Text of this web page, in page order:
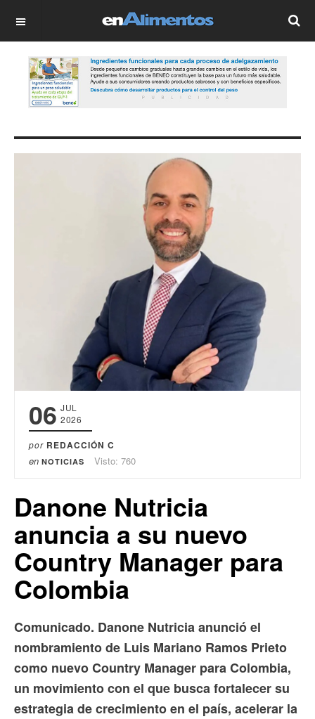
OFF CANVAS
06 JUL
2026
por REDACCIÓN C
en NOTICIAS Visto: 760
Danone Nutricia
anuncia a su nuevo
Country Manager para
Colombia
Comunicado. Danone Nutricia anunció el
nombramiento de Luis Mariano Ramos Prieto
como nuevo Country Manager para Colombia,
un movimiento con el que busca fortalecer su
estrategia de crecimiento en el país, acelerar la